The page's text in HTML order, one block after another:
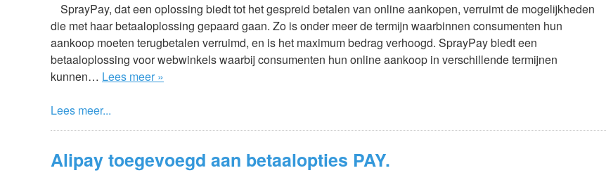
SprayPay, dat een oplossing biedt tot het gespreid betalen van online aankopen, verruimt de mogelijkheden
die met haar betaaloplossing gepaard gaan. Zo is onder meer de termijn waarbinnen consumenten hun
aankoop moeten terugbetalen verruimd, en is het maximum bedrag verhoogd. SprayPay biedt een
betaaloplossing voor webwinkels waarbij consumenten hun online aankoop in verschillende termijnen
kunnen… Lees meer »
Lees meer...
Alipay toegevoegd aan betaalopties PAY.